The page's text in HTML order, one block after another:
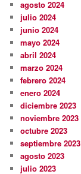
agosto 2024
julio 2024
junio 2024
mayo 2024
abril 2024
marzo 2024
febrero 2024
enero 2024
diciembre 2023
noviembre 2023
octubre 2023
septiembre 2023
agosto 2023
julio 2023